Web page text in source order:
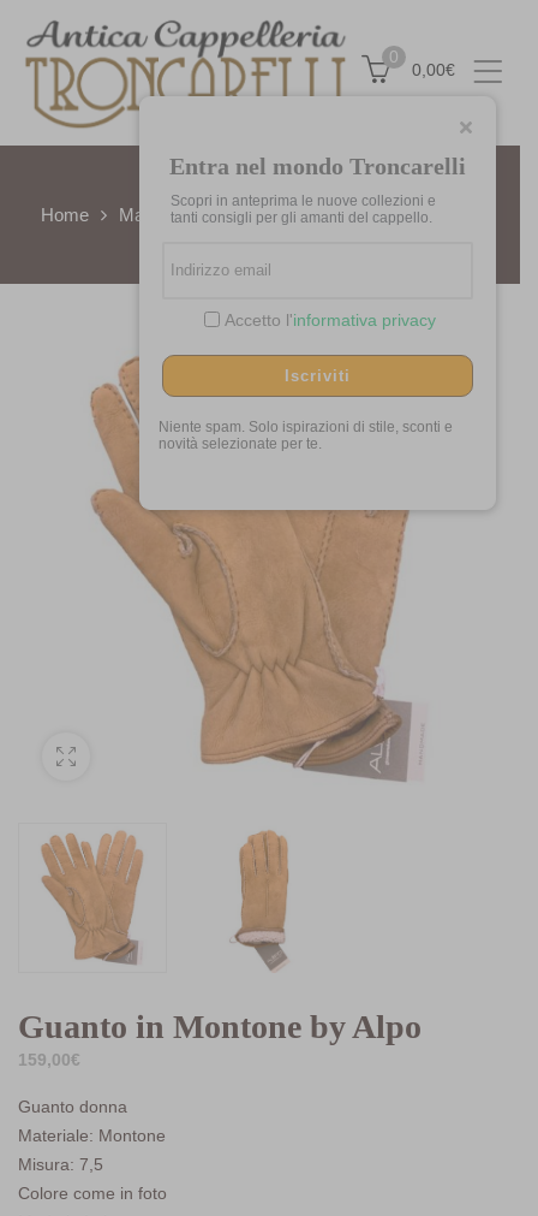
Entra nel mondo Troncarelli
Scopri in anteprima le nuove collezioni e
tanti consigli per gli amanti del cappello.
Accetto l'informativa privacy
Iscriviti
Niente spam. Solo ispirazioni di stile, sconti e
novità selezionate per te.
0
0,00€
Home Marchi Alpo Guanto in Montone by Alpo
Guanto in Montone by Alpo
159,00€
Guanto donna
Materiale: Montone
Misura: 7,5
Colore come in foto